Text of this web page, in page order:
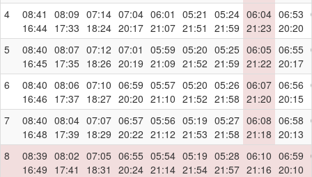
4
08:41
16:44
08:09
17:33
07:14
18:24
07:04
20:17
06:01
21:07
05:21
21:51
05:24
21:59
06:04
21:23
06:53
20:20
5
08:40
16:45
08:07
17:35
07:12
18:26
07:01
20:19
05:59
21:09
05:20
21:52
05:25
21:59
06:05
21:22
06:55
20:17
6
08:40
16:46
08:06
17:37
07:10
18:27
06:59
20:20
05:57
21:10
05:20
21:52
05:26
21:58
06:07
21:20
06:56
20:15
7
08:40
16:48
08:04
17:39
07:07
18:29
06:57
20:22
05:56
21:12
05:19
21:53
05:27
21:58
06:08
21:18
06:58
20:13
8
08:39
16:49
08:02
17:41
07:05
18:31
06:55
20:24
05:54
21:14
05:19
21:54
05:28
21:57
06:10
21:16
06:59
20:10